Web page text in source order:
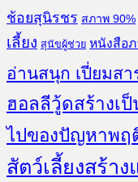
ช้อยสุนิรชร สภาพ 90%
เลี้ยง สุนัขผู้ช่วย หนังสือ
อ่านสนุก เปี่ยมสา
ฮอลลีวู้ดสร้างเ
ไปของปัญหาพฤ
สัตว์เลี้ยงสร้า